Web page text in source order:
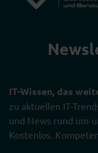
IT-Wissen, das
zu aktuellen IT-
und News rund um
Kostenlos.